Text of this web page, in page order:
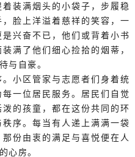
装满烟头的小袋子，步履稳
脸上洋溢着慈祥的笑容，一
兴奋不已，他们或背着小书
满了他们细心捡拾的烟蒂，
与自豪。
小区管家与志愿者们身着统
一位居民服务。居民们自觉
的孩童，都在这份共同的环
序。每当有人递上满满一袋
份由衷的满足与喜悦便在人
心房。